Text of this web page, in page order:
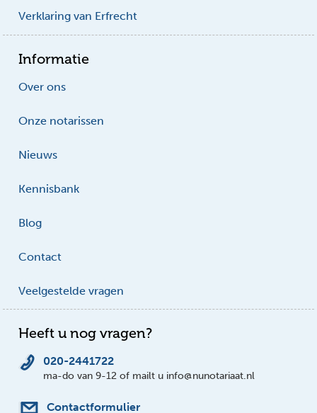
Verklaring van Erfrecht
Informatie
Over ons
Onze notarissen
Nieuws
Kennisbank
Blog
Contact
Veelgestelde vragen
Heeft u nog vragen?
020-2441722
ma-do van 9-12 of mailt u info@nunotariaat.nl
Contactformulier